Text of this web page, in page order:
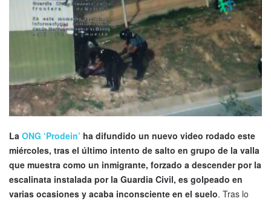
La ONG ‘Prodein’ ha difundido un nuevo video rodado este
miércoles, tras el último intento de salto en grupo de la valla
que muestra como un inmigrante, forzado a descender por la
escalinata instalada por la Guardia Civil, es golpeado en
varias ocasiones y acaba inconsciente en el suelo. Tras lo